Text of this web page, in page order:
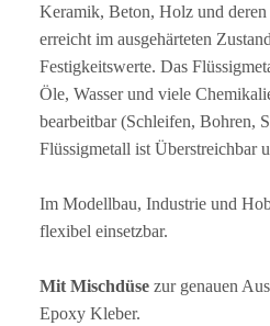
Keramik, Beton, Holz und
erreicht im ausgehärteten
Festigkeitswerte. Das
Öle, Wasser und viele
bearbeitbar (Schleifen, Bohren,
Flüssigmetall ist Überstreichbar
Im Modellbau, Industrie und
flexibel einsetzbar.
Mit Mischdüse zur genauen
Epoxy Kleber.